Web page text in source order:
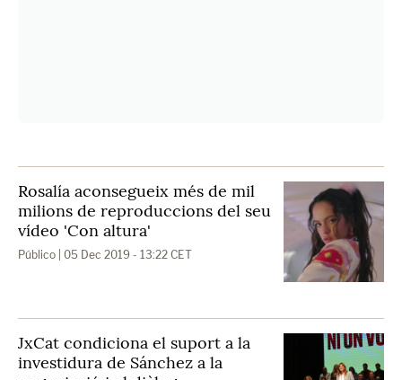
Rosalía aconsegueix més de mil
milions de reproduccions del seu
vídeo 'Con altura'
Público | 05 Dec 2019 - 13:22 CET
JxCat condiciona el suport a la
investidura de Sánchez a la